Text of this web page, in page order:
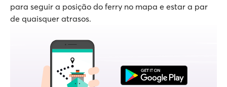
para seguir a posição do ferry no mapa e estar a par
de quaisquer atrasos.